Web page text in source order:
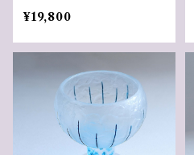
¥19,800